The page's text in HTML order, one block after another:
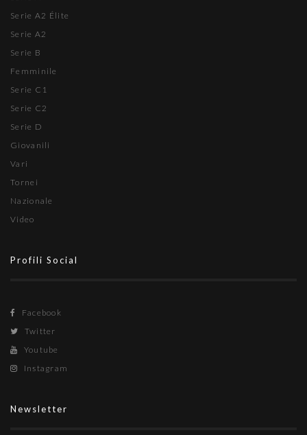
Serie A2 Élite
Serie A2
Serie B
Femminile
Serie C1
Serie C2
Serie D
Giovanili
Vari
Tornei
Nazionale
Video
Profili Social
Facebook
Twitter
Youtube
Instagram
Newsletter